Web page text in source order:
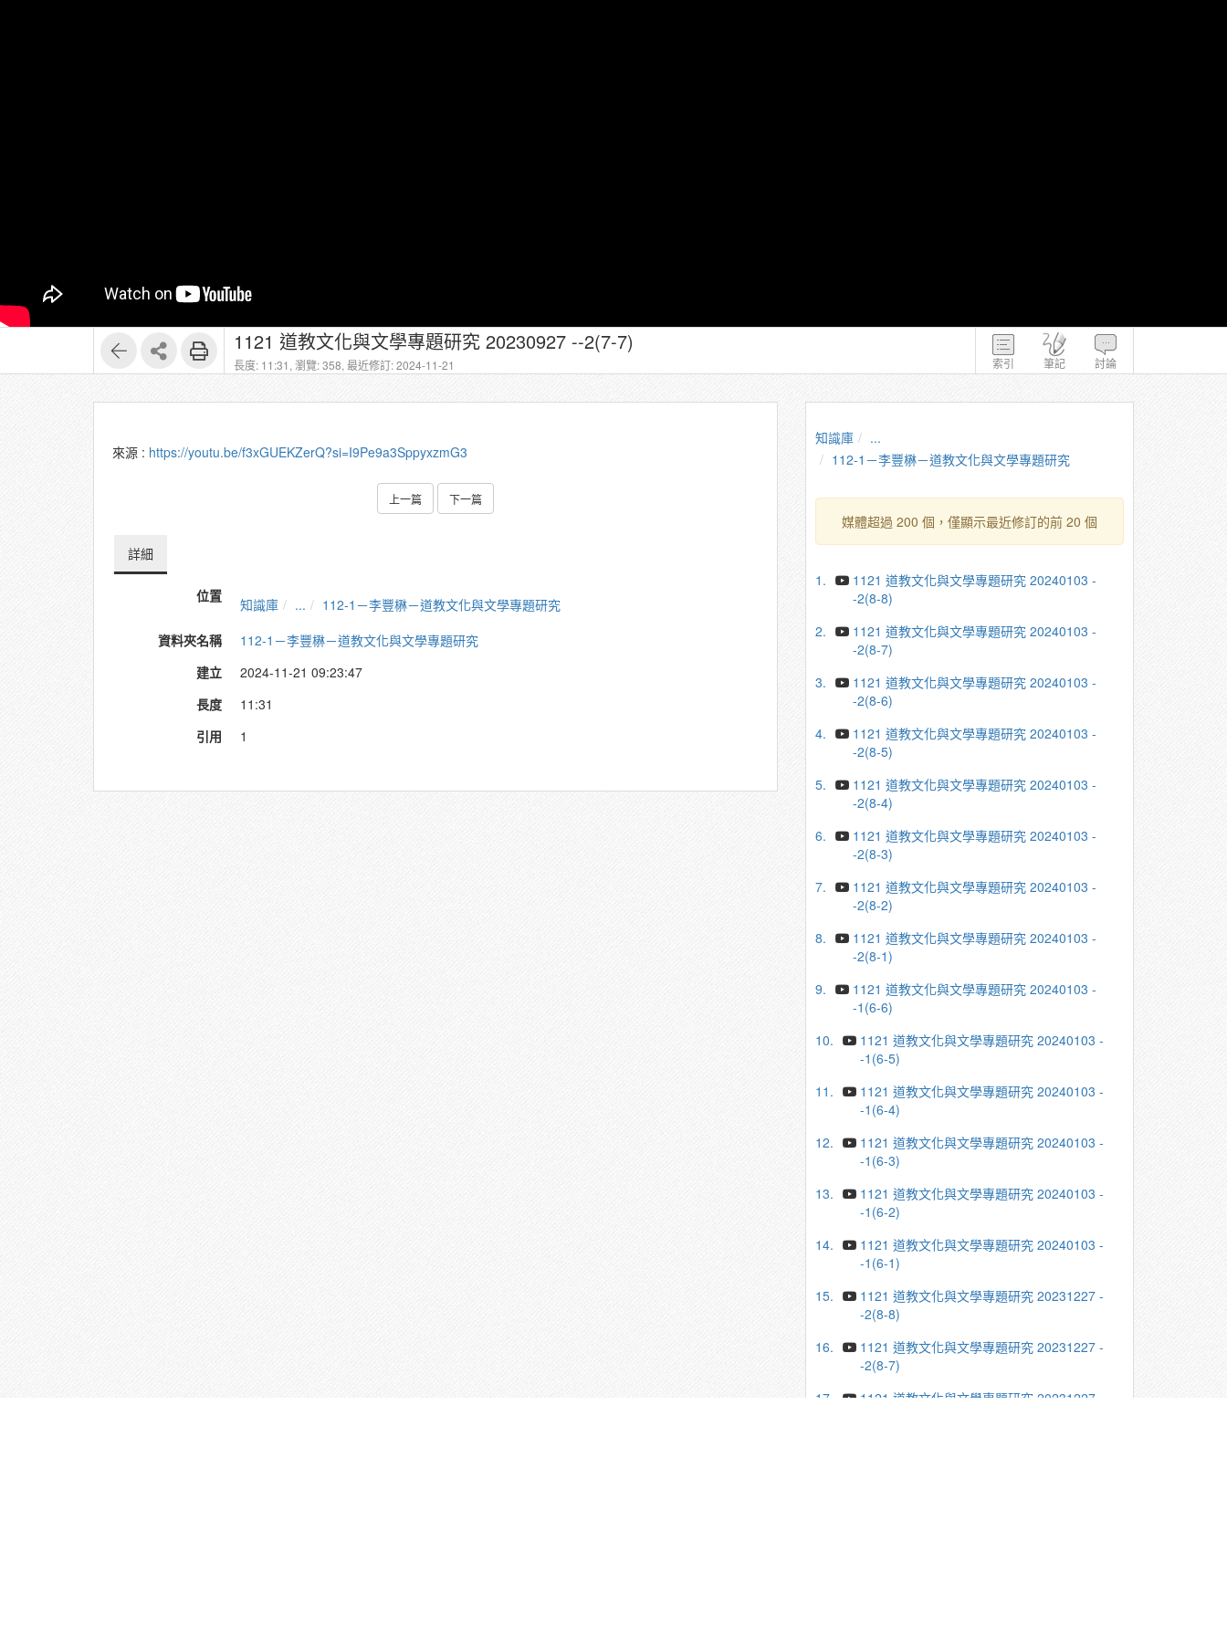
索引 筆記 討論
1121 道教文化與文學專題研究 20230927 --2(7-7)
長度: 11:31, 瀏覽: 358, 最近修訂: 2024-11-21
來源 : https://youtu.be/f3xGUEKZerQ?si=I9Pe9a3SppyxzmG3
上一篇 下一篇
詳細
位置 知識庫 ...
112-1－李豐楙－道教文化與文學專題研究
資料夾名稱
112-1－李豐楙－道教文化與文學專題研究
建立
2024-11-21 09:23:47
長度
11:31
引用
1
知識庫
...
112-1－李豐楙－道教文化與文學專題研究
媒體超過 200 個，僅顯示最近修訂的前 20 個
1.
1121 道教文化與文學專題研究 20240103 -
-2(8-8)
2.
1121 道教文化與文學專題研究 20240103 -
-2(8-7)
3.
1121 道教文化與文學專題研究 20240103 -
-2(8-6)
4.
1121 道教文化與文學專題研究 20240103 -
-2(8-5)
5.
1121 道教文化與文學專題研究 20240103 -
-2(8-4)
6.
1121 道教文化與文學專題研究 20240103 -
-2(8-3)
7.
1121 道教文化與文學專題研究 20240103 -
-2(8-2)
8.
1121 道教文化與文學專題研究 20240103 -
-2(8-1)
9.
1121 道教文化與文學專題研究 20240103 -
-1(6-6)
10.
1121 道教文化與文學專題研究 20240103 -
-1(6-5)
11.
1121 道教文化與文學專題研究 20240103 -
-1(6-4)
12.
1121 道教文化與文學專題研究 20240103 -
-1(6-3)
13.
1121 道教文化與文學專題研究 20240103 -
-1(6-2)
14.
1121 道教文化與文學專題研究 20240103 -
-1(6-1)
15.
1121 道教文化與文學專題研究 20231227 -
-2(8-8)
16.
1121 道教文化與文學專題研究 20231227 -
-2(8-7)
17.
1121 道教文化與文學專題研究 20231227 -